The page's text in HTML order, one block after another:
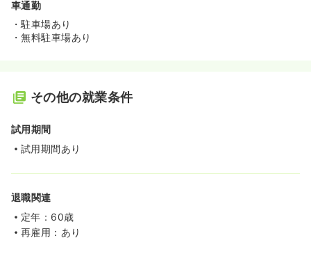
車通勤
・駐車場あり
・無料駐車場あり
その他の就業条件
試用期間
試用期間あり
退職関連
定年：60歳
再雇用：あり